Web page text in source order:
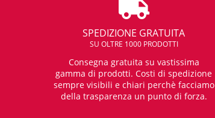
SPEDIZIONE GRATUITA
SU OLTRE 1000 PRODOTTI
Consegna gratuita su vastissima
gamma di prodotti. Costi di spedizione
sempre visibili e chiari perchè facciamo
della trasparenza un punto di forza.